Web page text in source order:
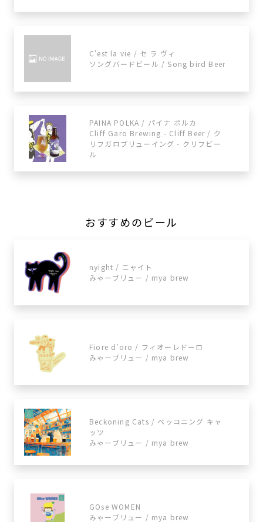
C'est la vie / セ ラ ヴィ
ソングバードビール / Song bird Beer
PAINA POLKA / パイナ ポルカ
Cliff Garo Brewing - Cliff Beer / ク
リフガロブリューイング - クリフビー
ル
おすすめのビール
nyight / ニャイト
みゃーブリュー / mya brew
Fiore d’oro / フィオーレドーロ
みゃーブリュー / mya brew
Beckoning Cats / ベッコニング キャ
ッツ
みゃーブリュー / mya brew
GOse WOMEN
みゃーブリュー / mya brew